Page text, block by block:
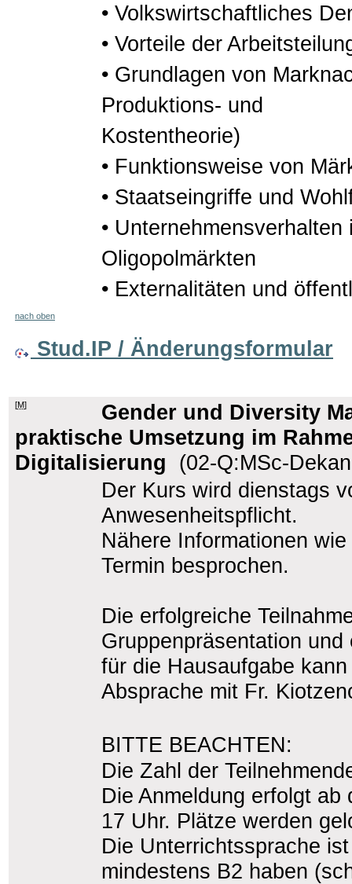
• Volkswirtschaftliches
• Vorteile der
• Grundlagen von
Produktions- und
Kostentheorie)
• Funktionsweise von
• Staatseingriffe und
•
Oligopolmärkten
• Externalitäten und
nach oben
Stud.IP / Änderungsformular
[M]
Gender und Diversity
praktische Umsetzung im
Digitalisierung
(02-Q:MSc-
Der Kurs wird dienstags
Anwesenheitspflicht.
Nähere Informationen
Termin besprochen.
Die erfolgreiche
Gruppenpräsentation
für die Hausaufgabe
Absprache mit Fr.
BITTE BEACHTEN:
Die Zahl der
Die Anmeldung erfolgt
17 Uhr. Plätze werden
Die Unterrichtssprache
mindestens B2 haben